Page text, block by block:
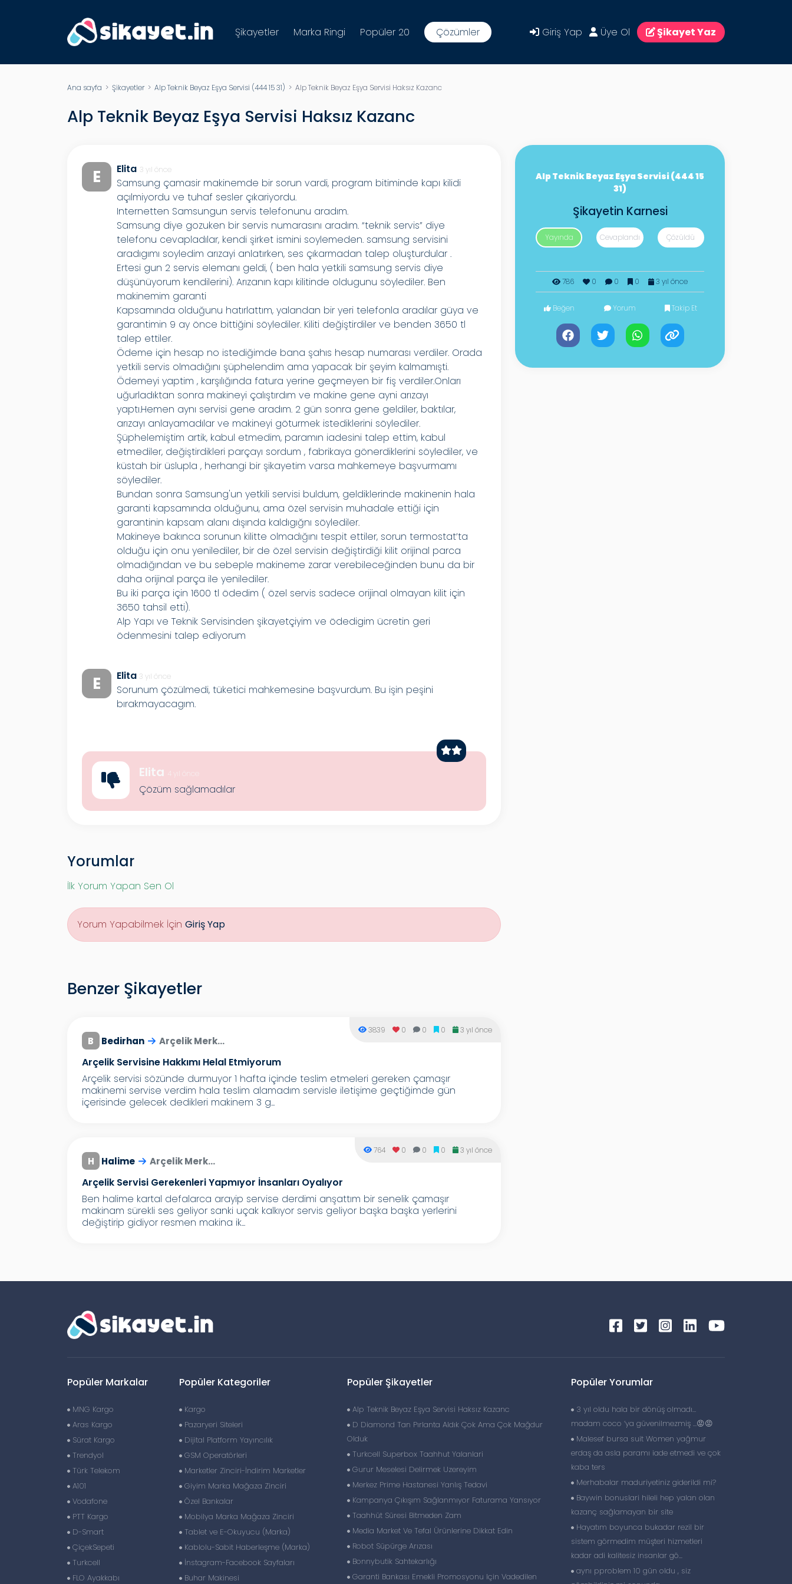
Şikayetler Marka Ringi Popüler 20 Çözümler Giriş Yap Üye Ol Şikayet Yaz
Ana sayfa > Şikayetler> Alp Teknik Beyaz Eşya Servisi (444 15 31) > Alp Teknik Beyaz Eşya Servisi Haksız Kazanc
Alp Teknik Beyaz Eşya Servisi Haksız Kazanc
E Elita 3 yıl önce
Samsung çamasir makinemde bir sorun vardi, program bitiminde kapı kilidi
açılmiyordu ve tuhaf sesler çıkariyordu.
Internetten Samsungun servis telefonunu aradım.
Samsung diye gozuken bir servis numarasını aradım. “teknik servis” diye
telefonu cevapladılar, kendi şirket ismini soylemeden. samsung servisini
aradıgımı soyledim arızayi anlatırken, ses çıkarmadan talep oluşturdular .
Ertesi gun 2 servis elemanı geldi, ( ben hala yetkili samsung servis diye
düşünüyorum kendilerini). Arızanın kapı kilitinde oldugunu söylediler. Ben
makinemim garanti
Kapsamında olduğunu hatırlattım, yalandan bir yeri telefonla aradılar güya ve
garantimin 9 ay önce bittiğini söylediler. Kiliti değiştirdiler ve benden 3650 tl
talep ettiler.
Ödeme için hesap no istediğimde bana şahıs hesap numarası verdiler. Orada
yetkili servis olmadığını şüphelendim ama yapacak bir şeyim kalmamışti.
Ödemeyi yaptim , karşılığında fatura yerine geçmeyen bir fiş verdiler.Onları
uğurladıktan sonra makineyi çalıştırdım ve makine gene ayni arızayı
yaptı.Hemen aynı servisi gene aradım. 2 gün sonra gene geldiler, baktılar,
arızayı anlayamadılar ve makineyi göturmek istediklerini söylediler.
Şüphelemiştim artik, kabul etmedim, paramın iadesini talep ettim, kabul
etmediler, değiştirdikleri parçayı sordum , fabrikaya gönerdiklerini söylediler, ve
küstah bir üslupla , herhangi bir şikayetim varsa mahkemeye başvurmamı
söylediler.
Bundan sonra Samsung'un yetkili servisi buldum, geldiklerinde makinenin hala
garanti kapsamında olduğunu, ama özel servisin muhadale ettiği için
garantinin kapsam alanı dışında kaldıgığnı söylediler.
Makineye bakınca sorunun kilitte olmadığını tespit ettiler, sorun termostat’ta
olduğu için onu yenilediler, bir de özel servisin değiştirdiği kilit orijinal parca
olmadığından ve bu sebeple makineme zarar verebileceğinden bunu da bir
daha orijinal parça ile yenilediler.
Bu iki parça için 1600 tl ödedim ( özel servis sadece orijinal olmayan kilit için
3650 tahsil etti).
Alp Yapı ve Teknik Servisinden şikayetçiyim ve ödedigim ücretin geri
ödenmesini talep ediyorum
E Elita 3 yıl önce
Sorunum çözülmedi, tüketici mahkemesine başvurdum. Bu işin peşini
bırakmayacagım.
Elita 4 yıl önce
Çözüm sağlamadılar
Alp Teknik Beyaz Eşya Servisi (444 15
31)
Şikayetin Karnesi
Yayında Cevaplandı Çözüldü
786 0 0 0 3 yıl önce
Beğen Yorum Takip Et
Yorumlar
İlk Yorum Yapan Sen Ol
Yorum Yapabilmek İçin Giriş Yap
Benzer Şikayetler
B Bedirhan Arçelik Merk...
Arçelik Servisine Hakkımı Helal Etmiyorum
3839 0 0 0 3 yıl önce
Arçelik servisi sözünde durmuyor 1 hafta içinde teslim etmeleri gereken çamaşır
makinemi servise verdim hala teslim alamadım servisle iletişime geçtiğimde gün
içerisinde gelecek dedikleri makinem 3 g...
H Halime Arçelik Merk...
Arçelik Servisi Gerekenleri Yapmıyor İnsanları Oyalıyor
764 0 0 0 3 yıl önce
Ben halime kartal defalarca arayip servise derdimi anşattım bir senelik çamaşır
makinam sürekli ses geliyor sanki uçak kalkıyor servis geliyor başka başka yerlerini
değiştirip gidiyor resmen makina ik...
Popüler Markalar
MNG Kargo
Aras Kargo
Sürat Kargo
Trendyol
Türk Telekom
A101
Vodafone
PTT Kargo
D-Smart
ÇiçekSepeti
Turkcell
FLO Ayakkabı
Popüler Kategoriler
Kargo
Pazaryeri Siteleri
Dijital Platform Yayıncılık
GSM Operatörleri
Marketler Zinciri-İndirim Marketler
Giyim Marka Mağaza Zinciri
Özel Bankalar
Mobilya Marka Mağaza Zinciri
Tablet ve E-Okuyucu (Marka)
Kablolu-Sabit Haberleşme (Marka)
İnstagram-Facebook Sayfaları
Buhar Makinesi
Popüler Şikayetler
Alp Teknik Beyaz Eşya Servisi Haksız Kazanc
D Diamond Tan Pırlanta Aldık Çok Ama Çok Mağdur
Olduk
Turkcell Superbox Taahhut Yalanlari
Gurur Meselesi Delirmek Uzereyim
Merkez Prime Hastanesi Yanlış Tedavi
Kampanya Çıkışım Sağlanmıyor Faturama Yansıyor
Taahhüt Süresi Bitmeden Zam
Media Market Ve Tefal Ürünlerine Dikkat Edin
Robot Süpürge Arızası
Bonnybutik Sahtekarlığı
Garanti Bankası Emekli Promosyonu Için Vadedilen
Popüler Yorumlar
3 yıl oldu hala bir dönüş olmadı…
madam coco ‘ya güvenilmezmiş …😡😡
Malesef bursa suit Women yağmur
erdaş da asla paramı iade etmedi ve çok
kaba ters
Merhabalar maduriyetiniz giderildi mi?
Baywin bonuslari hileli hep yalan olan
kazanç sağlamayan bir site
Hayatım boyunca bukadar rezil bir
sistem görmedim müşteri hizmetleri
kadar adi kalitesiz insanlar gö...
aynı pproblem 10 gün oldu , siz